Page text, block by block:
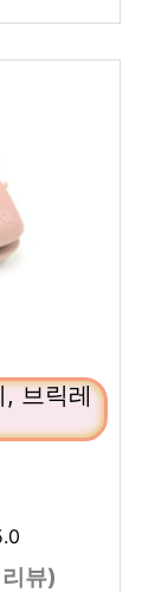
, 브릭레
뷰)